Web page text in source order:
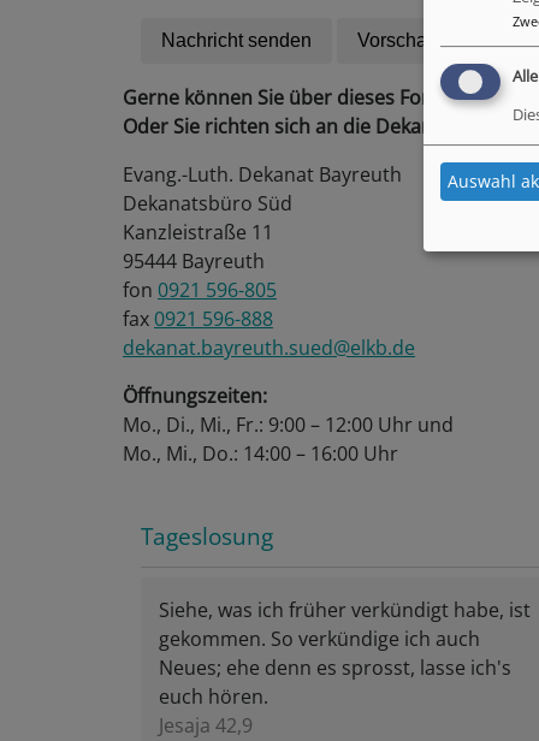
Gerne können Sie über dieses Formular mit
Oder Sie richten sich an die
Evang.-Luth. Dekanat Bayreuth
Dekanatsbüro Süd
Kanzleistraße 11
95444 Bayreuth
fon 0921 596-805
fax 0921 596-888
dekanat.bayreuth.sued@elkb.de
Öffnungszeiten:
Mo., Di., Mi., Fr.: 9:00 – 12:00 Uhr und
Mo., Mi., Do.: 14:00 – 16:00 Uhr
Tageslosung
Siehe, was ich früher verkündigt habe, ist
gekommen. So verkündige ich auch
Neues; ehe denn es sprosst, lasse ich's
euch hören.
Jesaja 42,9
Auswahl